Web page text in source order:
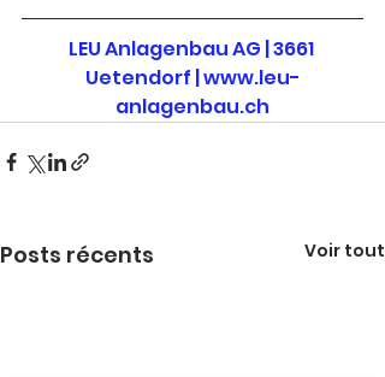
LEU Anlagenbau AG | 3661
Uetendorf |www.leu-
anlagenbau.ch
Posts récents Voir tout